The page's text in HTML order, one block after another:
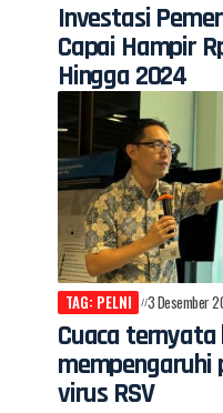
Investasi
Capai Hampir
Hingga 2024
TAG: PELNI 3 Desember
Cuaca ternyata
mempengaruhi
virus RSV